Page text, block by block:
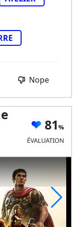
Nope
81
ÉVALUATION
Expeditions: